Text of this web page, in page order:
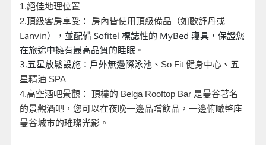
1.絕佳地理位置
2.頂級客房享受： 房內皆使用頂級備品（如歐舒丹或
Lanvin），並配備 Sofitel 標誌性的 MyBed 寢具，保證您
在旅途中擁有最高品質的睡眠。
3.五星放鬆設施：戶外無邊際泳池 、 So Fit 健身中心、 五
星精油 SPA
4.高空酒吧景觀： 頂樓的 Belga Rooftop Bar 是曼谷著名
的景觀酒吧，您可以在夜晚一邊品嚐飲品，一邊俯瞰整座
曼谷城市的璀璨光影。